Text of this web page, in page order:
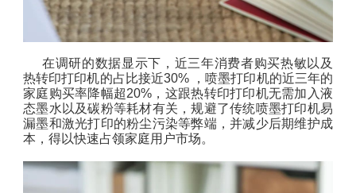
在调研的数据显示下，近三年消费者购买热敏以及
热转印打印机的占比接近30% ，喷墨打印机的近三年的
家庭购买率降幅超20%，这跟热转印打印机无需加入液
态墨水以及碳粉等耗材有关，规避了传统喷墨打印机易
漏墨和激光打印的粉尘污染等弊端，并减少后期维护成
本，得以快速占领家庭用户市场。